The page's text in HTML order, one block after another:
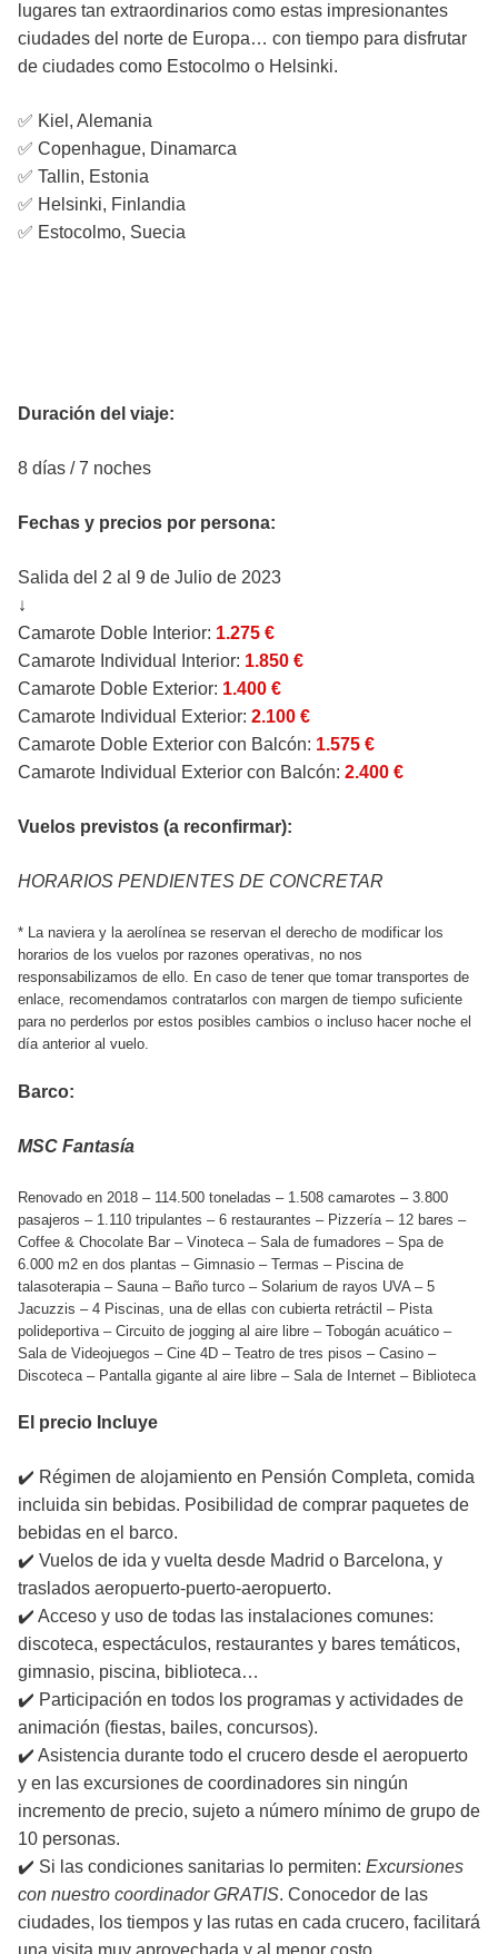
lugares tan extraordinarios como estas impresionantes
ciudades del norte de Europa… con tiempo para disfrutar
de ciudades como Estocolmo o Helsinki.
​✅ Kiel, Alemania
✅ Copenhague, Dinamarca
✅ Tallin, Estonia
✅ Helsinki, Finlandia
✅ Estocolmo, Suecia
Duración del viaje:
8 días / 7 noches
Fechas y precios por persona:
Salida del 2 al 9 de Julio de 2023
↓
Camarote Doble Interior: 1.275 €
Camarote Individual Interior: 1.850 €
Camarote Doble Exterior: 1.400 €
Camarote Individual Exterior: 2.100 €
Camarote Doble Exterior con Balcón: 1.575 €
Camarote Individual Exterior con Balcón: 2.400 €
Vuelos previstos (a reconfirmar):
HORARIOS PENDIENTES DE CONCRETAR
* La naviera y la aerolínea se reservan el derecho de modificar los
horarios de los vuelos por razones operativas, no nos
responsabilizamos de ello. En caso de tener que tomar transportes de
enlace, recomendamos contratarlos con margen de tiempo suficiente
para no perderlos por estos posibles cambios o incluso hacer noche el
día anterior al vuelo.
Barco:
MSC Fantasía
Renovado en 2018 – 114.500 toneladas – 1.508 camarotes – 3.800
pasajeros – 1.110 tripulantes – 6 restaurantes – Pizzería – 12 bares –
Coffee & Chocolate Bar – Vinoteca – Sala de fumadores – Spa de
6.000 m2 en dos plantas – Gimnasio – Termas – Piscina de
talasoterapia – Sauna – Baño turco – Solarium de rayos UVA – 5
Jacuzzis – 4 Piscinas, una de ellas con cubierta retráctil – Pista
polideportiva – Circuito de jogging al aire libre – Tobogán acuático –
Sala de Videojuegos – Cine 4D – Teatro de tres pisos – Casino –
Discoteca – Pantalla gigante al aire libre – Sala de Internet – Biblioteca
El precio Incluye
✔️ Régimen de alojamiento en Pensión Completa, comida
incluida sin bebidas. Posibilidad de comprar paquetes de
bebidas en el barco.
✔️ Vuelos de ida y vuelta desde Madrid o Barcelona, y
traslados aeropuerto-puerto-aeropuerto.
✔️ Acceso y uso de todas las instalaciones comunes:
discoteca, espectáculos, restaurantes y bares temáticos,
gimnasio, piscina, biblioteca…
✔️ Participación en todos los programas y actividades de
animación (fiestas, bailes, concursos).
✔️ Asistencia durante todo el crucero desde el aeropuerto
y en las excursiones de coordinadores sin ningún
incremento de precio, sujeto a número mínimo de grupo de
10 personas.
✔️ Si las condiciones sanitarias lo permiten: Excursiones
con nuestro coordinador GRATIS. Conocedor de las
ciudades, los tiempos y las rutas en cada crucero, facilitará
una visita muy aprovechada y al menor costo,